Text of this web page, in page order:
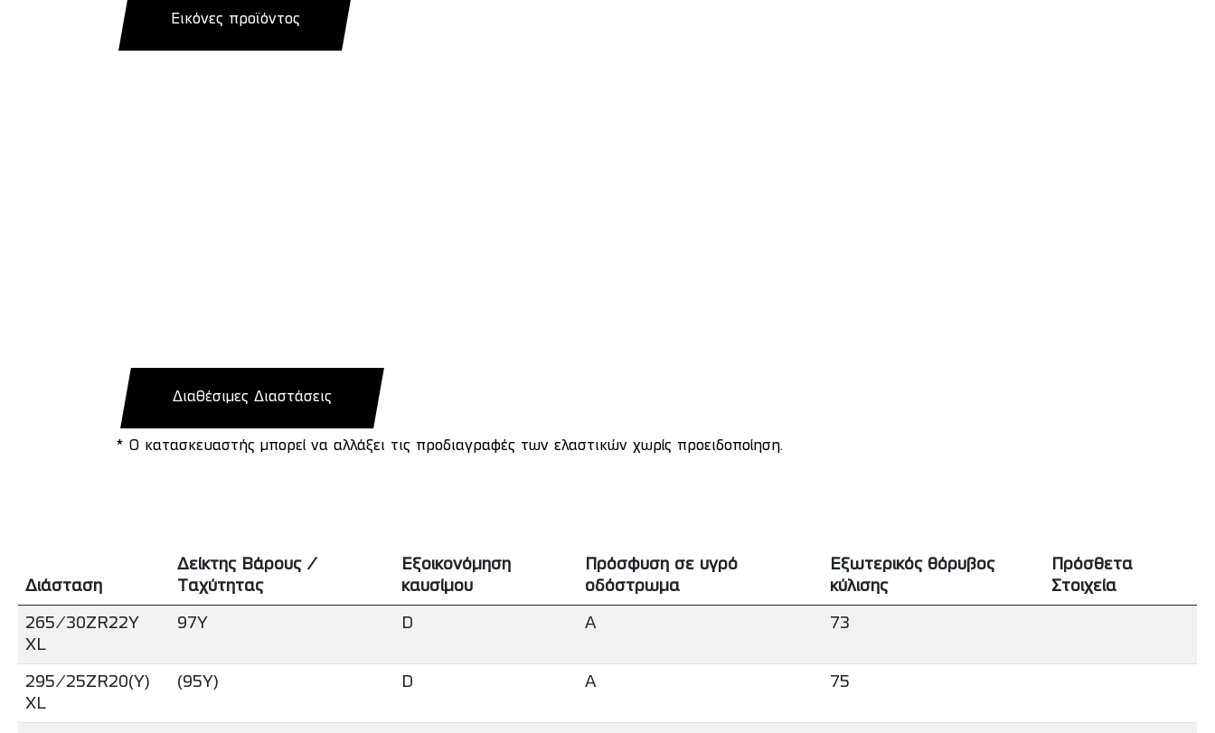
Εικόνες προϊόντος
Διαθέσιμες Διαστάσεις
* Ο κατασκευαστής μπορεί να αλλάξει τις προδιαγραφές των ελαστικών χωρίς προειδοποίηση.
Διάσταση
Δείκτης Βάρους /
Ταχύτητας
Εξοικονόμηση
καυσίμου
Πρόσφυση σε υγρό
οδόστρωμα
Εξωτερικός θόρυβος
κύλισης
Πρόσθετα
Στοιχεία
265/30ZR22Y
XL
97Y D A 73
295/25ZR20(Y)
XL
(95Y) D A 75